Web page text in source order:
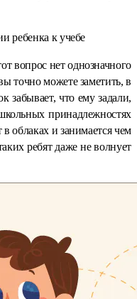
ребенка к учебе
вопрос нет однозначного
точно можете заметить, в
забывает, что ему задали,
принадлежностях
облаках и занимается чем
ребят даже не волнует